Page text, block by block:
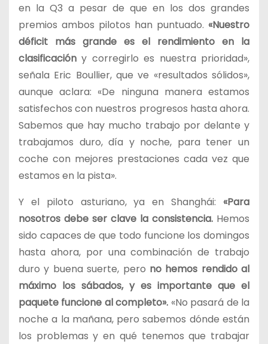
en la Q3 a pesar de que en los dos grandes
premios ambos pilotos han puntuado. «Nuestro
déficit más grande es el rendimiento en la
clasificación y corregirlo es nuestra prioridad»,
señala Eric Boullier, que ve «resultados sólidos»,
aunque aclara: «De ninguna manera estamos
satisfechos con nuestros progresos hasta ahora.
Sabemos que hay mucho trabajo por delante y
trabajamos duro, día y noche, para tener un
coche con mejores prestaciones cada vez que
estamos en la pista».
Y el piloto asturiano, ya en Shanghái: «Para
nosotros debe ser clave la consistencia. Hemos
sido capaces de que todo funcione los domingos
hasta ahora, por una combinación de trabajo
duro y buena suerte, pero no hemos rendido al
máximo los sábados, y es importante que el
paquete funcione al completo». «No pasará de la
noche a la mañana, pero sabemos dónde están
los problemas y en qué tenemos que trabajar